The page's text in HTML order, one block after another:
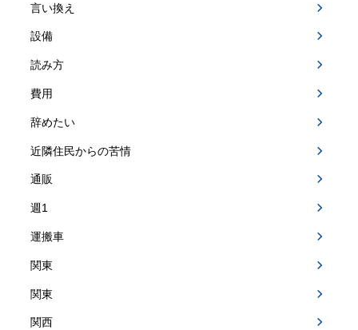
言い換え
設備
読み方
費用
辞めたい
近隣住民からの苦情
通販
週1
運搬車
関東
関東
関西